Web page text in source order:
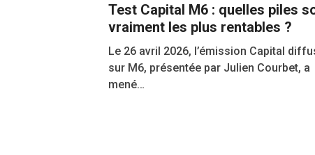
Test Capital M6 : quelles piles
vraiment les plus rentables ?
Le 26 avril 2026, l’émission Capital
sur M6, présentée par Julien Courbet, a
mené…